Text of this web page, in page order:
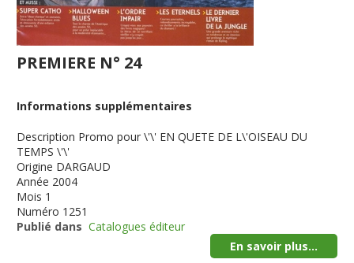
PREMIERE N° 24
Informations supplémentaires
Description Promo pour \'\' EN QUETE DE L\'OISEAU DU
TEMPS \'\'
Origine DARGAUD
Année 2004
Mois 1
Numéro 1251
Publié dans Catalogues éditeur
En savoir plus...